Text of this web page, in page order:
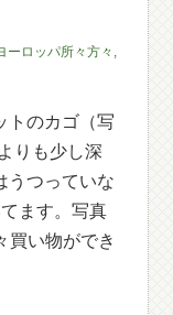
ーロッパ所々方々 ,
トのカゴ（写
りも少し深
うつっていな
ます。写真
買い物ができ